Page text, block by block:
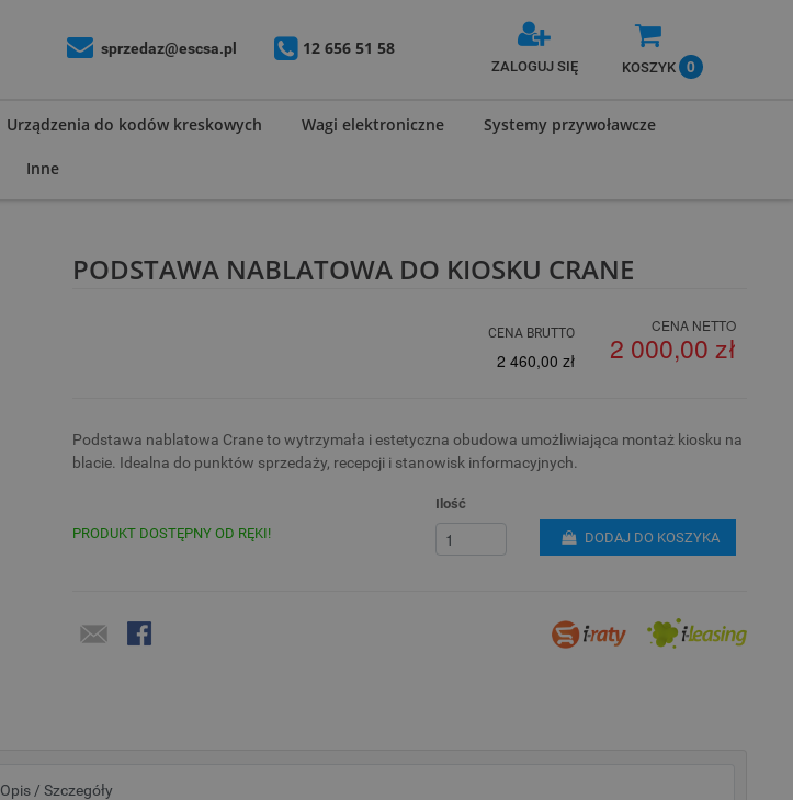
sprzedaz@escsa.pl 12 656 51 58
ZALOGUJ SIĘ KOSZYK 0
Urządzenia do kodów kreskowych Wagi elektroniczne Systemy przywoławcze
Inne
PODSTAWA NABLATOWA DO KIOSKU CRANE
CENA BRUTTO
2 460,00 zł
CENA NETTO
2 000,00 zł
Podstawa nablatowa Crane to wytrzymała i estetyczna obudowa umożliwiająca montaż kiosku na
blacie. Idealna do punktów sprzedaży, recepcji i stanowisk informacyjnych.
PRODUKT DOSTĘPNY OD RĘKI!
Ilość
DODAJ DO KOSZYKA
Opis / Szczegóły